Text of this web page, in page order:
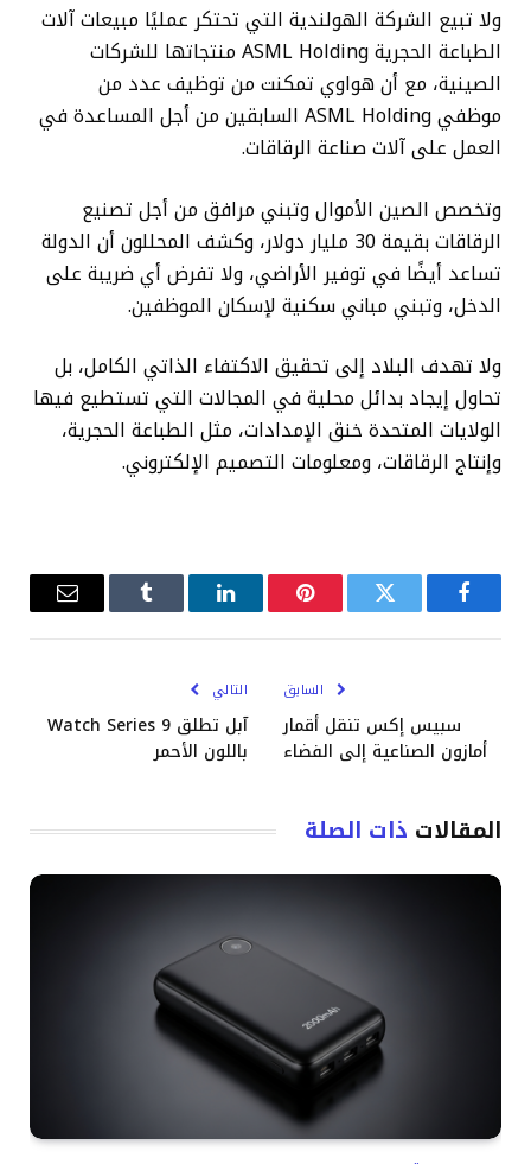
ولا تبيع الشركة الهولندية التي تحتكر عمليًا مبيعات آلات
الطباعة الحجرية ASML Holding منتجاتها للشركات
الصينية، مع أن هواوي تمكنت من توظيف عدد من
موظفي ASML Holding السابقين من أجل المساعدة في
العمل على آلات صناعة الرقاقات.
وتخصص الصين الأموال وتبني مرافق من أجل تصنيع
الرقاقات بقيمة 30 مليار دولار، وكشف المحللون أن الدولة
تساعد أيضًا في توفير الأراضي، ولا تفرض أي ضريبة على
الدخل، وتبني مباني سكنية لإسكان الموظفين.
ولا تهدف البلاد إلى تحقيق الاكتفاء الذاتي الكامل، بل
تحاول إيجاد بدائل محلية في المجالات التي تستطيع فيها
الولايات المتحدة خنق الإمدادات، مثل الطباعة الحجرية،
وإنتاج الرقاقات، ومعلومات التصميم الإلكتروني.
فيسبوكتويتر بينتيريستلينكدإن Tumblrالبريد
السابق
سبيس إكس تنقل أقمار
أمازون الصناعية إلى الفضاء
التالي
آبل تطلق Watch Series 9
باللون الأحمر
المقالات ذات الصلة